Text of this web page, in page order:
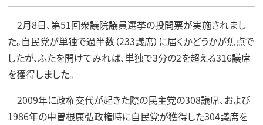
2月8日、第51回衆議院議員選挙の投開票が実施されまし
た。自民党が単独で過半数（233議席）に届くかどうかが焦点で
したが、ふたを開けてみれば、単独で3分の2を超える316議席
を獲得しました。
2009年に政権交代が起きた際の民主党の308議席、および
1986年の中曽根康弘政権時に自民党が獲得した304議席を